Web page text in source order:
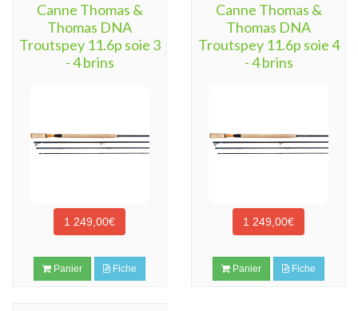
Canne Thomas &
Thomas DNA
Troutspey 11.6p soie 3
- 4 brins
1 249,00€
Panier Fiche
Canne Thomas &
Thomas DNA
Troutspey 11.6p soie 4
- 4 brins
1 249,00€
Panier Fiche